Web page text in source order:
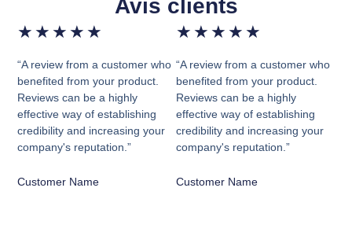
Avis clients
★ ★ ★ ★ ★
“A review from a customer who
benefited from your product.
Reviews can be a highly
effective way of establishing
credibility and increasing your
company's reputation.”
Customer Name
★ ★ ★ ★ ★
“A review from a customer who
benefited from your product.
Reviews can be a highly
effective way of establishing
credibility and increasing your
company's reputation.”
Customer Name